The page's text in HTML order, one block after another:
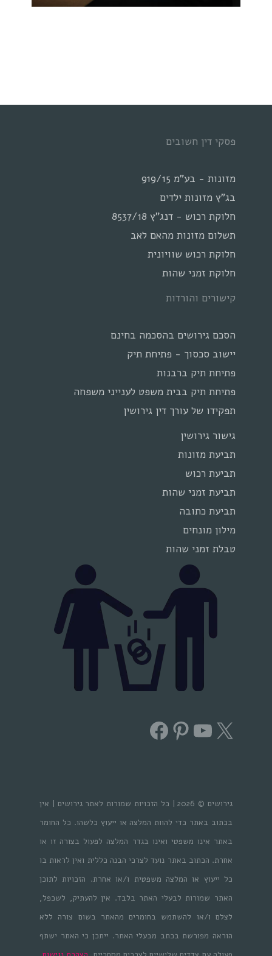
פסקי דין חשובים
מזונות - בע"מ 919/15
בג"ץ מזונות ילדים
חלוקת רכוש - דנג"ץ 8537/18
תשלום מזונות מהאם לאב
חלוקת רכוש שוויונית
חלוקת זמני שהות
קישורים והורדות
הסכם גירושים בהסכמה בחינם
יישוב סכסוך - פתיחת תיק
פתיחת תיק ברבנות
פתיחת תיק בבית משפט לענייני משפחה
תפקידו של עורך דין גירושין
גישור גירושין
תביעת מזונות
תביעת רכוש
תביעת זמני שהות
תביעת כתובה
מילון מונחים
טבלת זמני שהות
X
YouTube
Pinterest
Facebook
גירושים © 2026 | כל הזכויות שמורות לאתר גירושים | אין
בכתוב באתר כדי להוות המלצה או ייעוץ כלשהו. כל החומר
באתר אינו משפטי ואינו בגדר המלצה לפעול בצורה זו או
אחרת. הכתוב באתר נועד לצרכי הבנה כללית ואין לראות בו
כל ייעוץ או המלצה משפטית ו/או אחרת. הזכויות לתוכן
האתר שמורות לבעלי האתר בלבד. אין להעתיק, לשכפל,
לצלם ו/או להשתמש בחומרים מהאתר בשום צורה ללא
הוראה מפורשת בכתב מבעלי האתר. ייתכן כי האתר ישתף